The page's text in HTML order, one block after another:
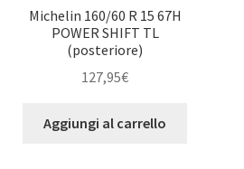
Michelin 160/60 R 15 67H
POWER SHIFT TL
(posteriore)
127,95€
Aggiungi al carrello